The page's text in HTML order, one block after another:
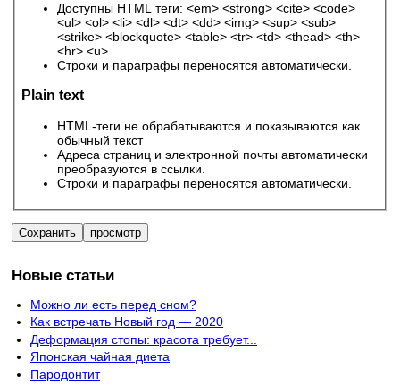
Доступны HTML теги: <em> <strong> <cite> <code>
<ul> <ol> <li> <dl> <dt> <dd> <img> <sup> <sub>
<strike> <blockquote> <table> <tr> <td> <thead> <th>
<hr> <u>
Строки и параграфы переносятся автоматически.
Plain text
HTML-теги не обрабатываются и показываются как
обычный текст
Адреса страниц и электронной почты автоматически
преобразуются в ссылки.
Строки и параграфы переносятся автоматически.
Новые статьи
Можно ли есть перед сном?
Как встречать Новый год — 2020
Деформация стопы: красота требует...
Японская чайная диета
Пародонтит